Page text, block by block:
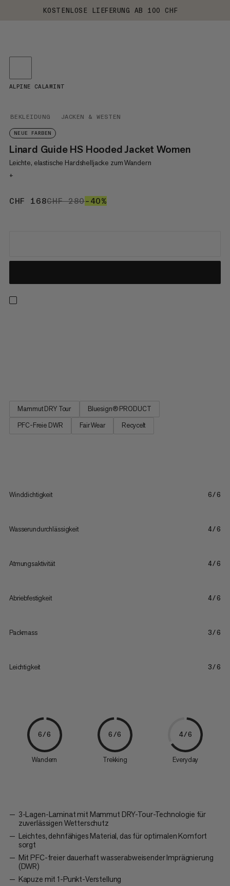
KOSTENLOSE LIEFERUNG AB 100 CHF
BEKLEIDUNG JACKEN & WESTEN
NEUE FARBEN
Linard Guide HS Hooded Jacket Women
Leichte, elastische Hardshelljacke zum Wandern
+
CHF 168CHF 168
CHF 280CHF 280
–40%
ALPINE CALAMINT
Mammut DRY Tour
Bluesign® PRODUCT
PFC-Freie DWR
Fair Wear Recycelt
Winddichtigkeit 6/6
Wasserundurchlässigkeit 4/6
Atmungsaktivität 4/6
Abriebfestigkeit 4/6
Packmass 3/6
Leichtigkeit 3/6
6/6
Wandern
6/6
Trekking
4/6
Everyday
3-Lagen-Laminat mit Mammut DRY-Tour-Technologie für
zuverlässigen Wetterschutz
Leichtes, dehnfähiges Material, das für optimalen Komfort
sorgt
Mit PFC-freier dauerhaft wasserabweisender Imprägnierung
(DWR)
Kapuze mit 1-Punkt-Verstellung